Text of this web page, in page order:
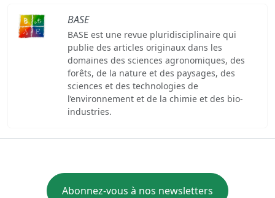
BASE
BASE est une revue pluridisciplinaire qui
publie des articles originaux dans les
domaines des sciences agronomiques, des
forêts, de la nature et des paysages, des
sciences et des technologies de
l’environnement et de la chimie et des bio-
industries.
Abonnez-vous à nos newsletters